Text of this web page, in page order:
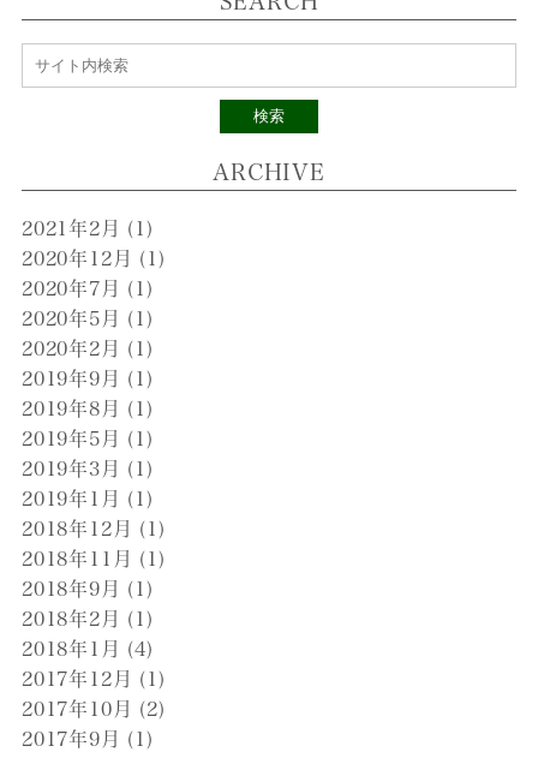
検索
ARCHIVE
2021年2月 (1)
2020年12月 (1)
2020年7月 (1)
2020年5月 (1)
2020年2月 (1)
2019年9月 (1)
2019年8月 (1)
2019年5月 (1)
2019年3月 (1)
2019年1月 (1)
2018年12月 (1)
2018年11月 (1)
2018年9月 (1)
2018年2月 (1)
2018年1月 (4)
2017年12月 (1)
2017年10月 (2)
2017年9月 (1)